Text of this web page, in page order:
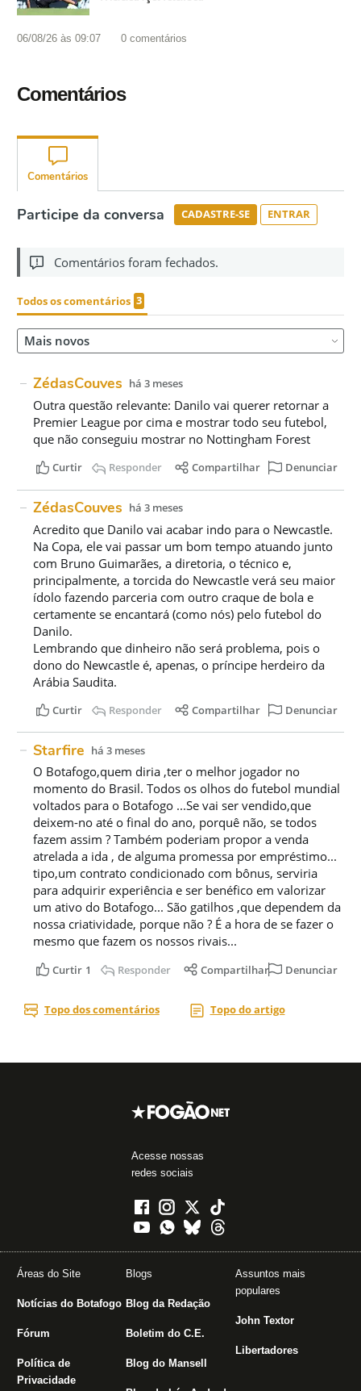
06/08/26 às 09:07 0 comentários
Comentários
Acesse nossas
redes sociais
Áreas do Site
Notícias do Botafogo
Fórum
Política de
Privacidade
Blogs
Blog da Redação
Boletim do C.E.
Blog do Mansell
Assuntos mais
populares
John Textor
Libertadores